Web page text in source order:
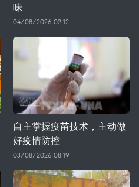
味
04/08/2026 02:12
自主掌握疫苗技术，主动做
好疫情防控
03/08/2026 08:19